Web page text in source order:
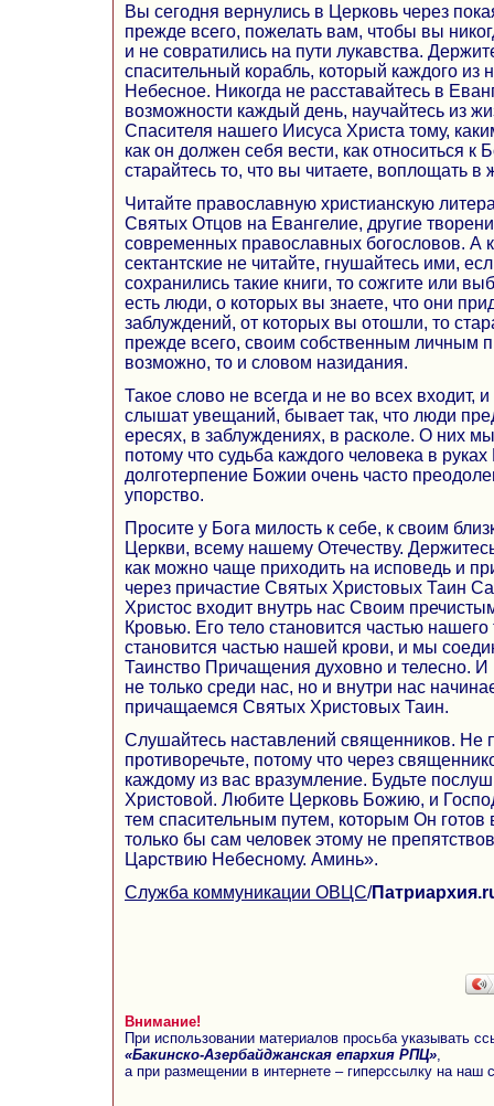
Вы сегодня вернулись в Церковь через
прежде всего, пожелать вам, чтобы вы
и не совратились на пути лукавства.
спасительный корабль, который каждого из
Небесное. Никогда не расставайтесь в
возможности каждый день, научайтесь из
Спасителя нашего Иисуса Христа тому,
как он должен себя вести, как относиться к
старайтесь то, что вы читаете, воплощать в
Читайте православную христианскую
Святых Отцов на Евангелие, другие
современных православных богословов. А
сектантские не читайте, гнушайтесь ими,
сохранились такие книги, то сожгите или
есть люди, о которых вы знаете, что они
заблуждений, от которых вы отошли, то
прежде всего, своим собственным личным
возможно, то и словом назидания.
Такое слово не всегда и не во всех входит,
слышат увещаний, бывает так, что люди
ересях, в заблуждениях, в расколе. О них
потому что судьба каждого человека в
долготерпение Божии очень часто
упорство.
Просите у Бога милость к себе, к своим
Церкви, всему нашему Отечеству.
как можно чаще приходить на исповедь и
через причастие Святых Христовых Таин
Христос входит внутрь нас Своим
Кровью. Его тело становится частью нашего
становится частью нашей крови, и мы
Таинство Причащения духовно и телесно. И
не только среди нас, но и внутри нас
причащаемся Святых Христовых Таин.
Слушайтесь наставлений священников. Не
противоречьте, потому что через
каждому из вас вразумление. Будьте
Христовой. Любите Церковь Божию, и
тем спасительным путем, которым Он готов
только бы сам человек этому не
Царствию Небесному. Аминь».
Служба коммуникации ОВЦС/
Внимание!
При использовании материалов просьба указывать
«Бакинско-Азербайджанская епархия РПЦ»
а при размещении в интернете – гиперссылку на наш